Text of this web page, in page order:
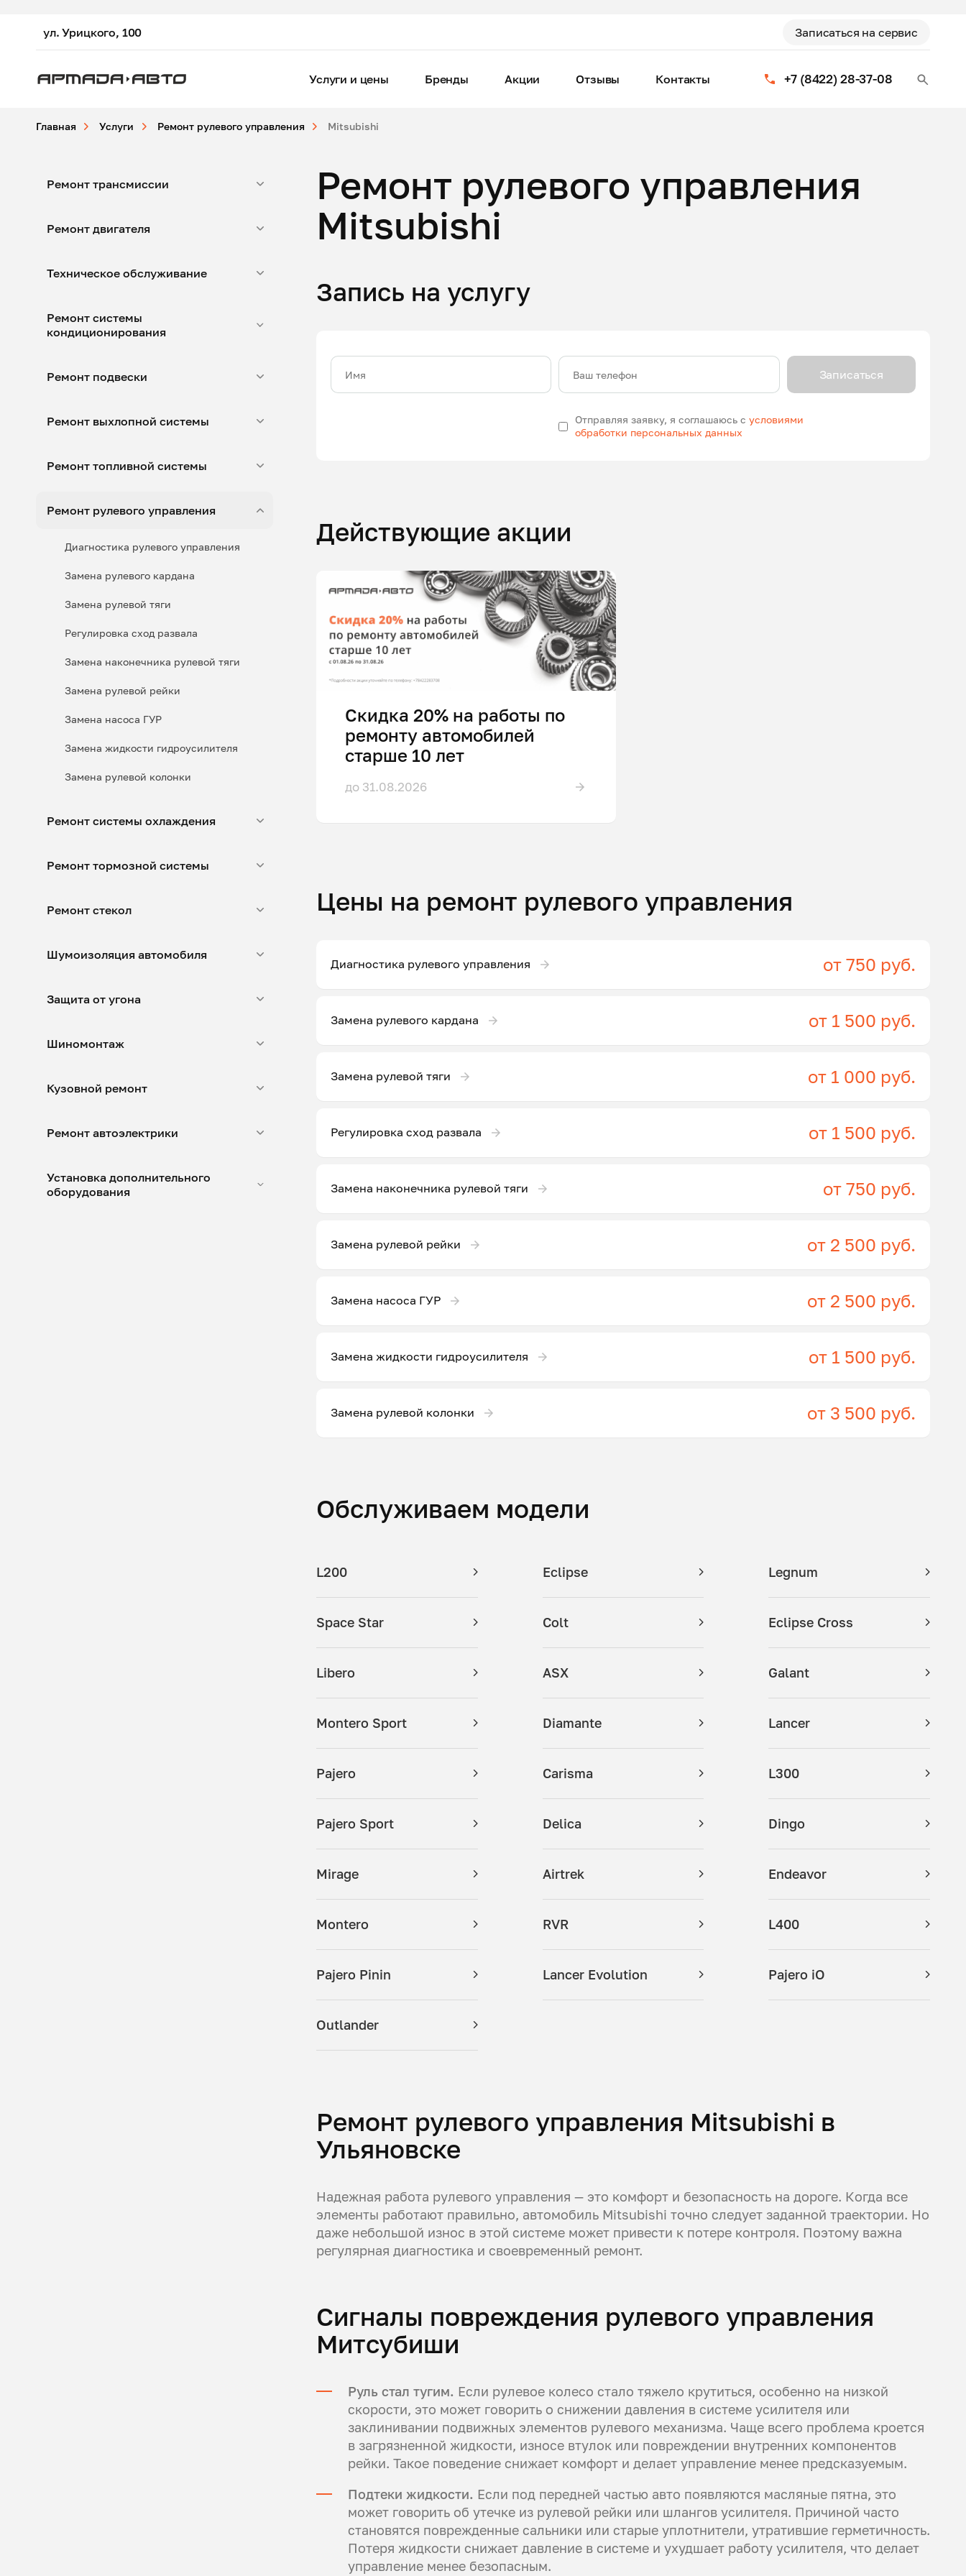
ул. Урицкого, 100 Записаться на сервис
+7 (8422) 28-37-08
Услуги и цены Бренды Акции Отзывы Контакты
Главная Услуги Ремонт рулевого управления Mitsubishi
Ремонт трансмиссии
Ремонт двигателя
Техническое обслуживание
Ремонт системы
кондиционирования
Ремонт подвески
Ремонт выхлопной системы
Ремонт топливной системы
Ремонт рулевого управления
Диагностика рулевого управления
Замена рулевого кардана
Замена рулевой тяги
Регулировка сход развала
Замена наконечника рулевой тяги
Замена рулевой рейки
Замена насоса ГУР
Замена жидкости гидроусилителя
Замена рулевой колонки
Ремонт системы охлаждения
Ремонт тормозной системы
Ремонт стекол
Шумоизоляция автомобиля
Защита от угона
Шиномонтаж
Кузовной ремонт
Ремонт автоэлектрики
Установка дополнительного
оборудования
Ремонт рулевого управления
Mitsubishi
Запись на услугу
Имя Ваш телефон
Отправляя заявку, я соглашаюсь сусловиями
обработки персональных данных
Записаться
Действующие акции
Скидка 20% на работы по
ремонту автомобилей
старше 10 лет
до 31.08.2026
Цены на ремонт рулевого управления
Диагностика рулевого управления от 750 руб.
Замена рулевого кардана от 1 500 руб.
Замена рулевой тяги от 1 000 руб.
Регулировка сход развала от 1 500 руб.
Замена наконечника рулевой тяги от 750 руб.
Замена рулевой рейки от 2 500 руб.
Замена насоса ГУР от 2 500 руб.
Замена жидкости гидроусилителя от 1 500 руб.
Замена рулевой колонки от 3 500 руб.
Обслуживаем модели
L200 Eclipse Legnum
Space Star Colt Eclipse Cross
Libero ASX Galant
Montero Sport Diamante Lancer
Pajero Carisma L300
Pajero Sport Delica Dingo
Mirage Airtrek Endeavor
Montero RVR L400
Pajero Pinin Lancer Evolution Pajero iO
Outlander
Ремонт рулевого управления Mitsubishi в
Ульяновске
Надежная работа рулевого управления — это комфорт и безопасность на дороге. Когда все
элементы работают правильно, автомобиль Mitsubishi точно следует заданной траектории. Но
даже небольшой износ в этой системе может привести к потере контроля. Поэтому важна
регулярная диагностика и своевременный ремонт.
Сигналы повреждения рулевого управления
Митсубиши
Руль стал тугим. Если рулевое колесо стало тяжело крутиться, особенно на низкой
скорости, это может говорить о снижении давления в системе усилителя или
заклинивании подвижных элементов рулевого механизма. Чаще всего проблема кроется
в загрязненной жидкости, износе втулок или повреждении внутренних компонентов
рейки. Такое поведение снижает комфорт и делает управление менее предсказуемым.
Подтеки жидкости. Если под передней частью авто появляются масляные пятна, это
может говорить об утечке из рулевой рейки или шлангов усилителя. Причиной часто
становятся поврежденные сальники или старые уплотнители, утратившие герметичность.
Потеря жидкости снижает давление в системе и ухудшает работу усилителя, что делает
управление менее безопасным.